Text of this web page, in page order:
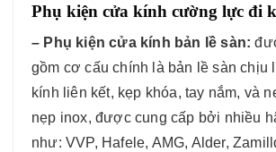
Phụ kiện cửa kính cường lực đi
– Phụ kiện cửa kính bản lề sàn:
gồm cơ cấu chính là bản lề sàn chịu
kính liên kết, kẹp khóa, tay nắm, và
nẹp inox, được cung cấp bởi nhiều
như: VVP, Hafele, AMG, Alder,